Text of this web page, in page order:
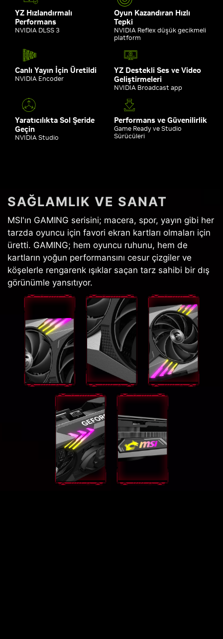
YZ Hızlandırmalı
Performans
NVIDIA DLSS 3
Oyun Kazandıran Hızlı
Tepki
NVIDIA Reflex düşük gecikmeli
platform
Canlı Yayın İçin Üretildi
NVIDIA Encoder
YZ Destekli Ses ve Video
Geliştirmeleri
NVIDIA Broadcast app
Yaratıcılıkta Sol Şeride
Geçin
NVIDIA Studio
Performans ve Güvenilirlik
Game Ready ve Studio
Sürücüleri
SAĞLAMLIK VE SANAT
MSI'ın GAMING serisini; macera, spor, yayın gibi her
tarzda oyuncu için favori ekran kartları olmaları için
üretti. GAMING; hem oyuncu ruhunu, hem de
kartların yoğun performansını cesur çizgiler ve
köşelerle rengarenk ışıklar saçan tarz sahibi bir dış
görünümle yansıtıyor.